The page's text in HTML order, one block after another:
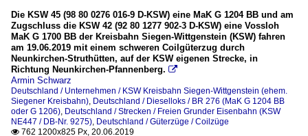
Die KSW 45 (98 80 0276 016-9 D-KSW) eine MaK G 1204 BB und am
Zugschluss die KSW 42 (92 80 1277 902-3 D-KSW) eine Vossloh
MaK G 1700 BB der Kreisbahn Siegen-Wittgenstein (KSW) fahren
am 19.06.2019 mit einem schweren Coilgüterzug durch
Neunkirchen-Struthütten, auf der KSW eigenen Strecke, in
Richtung Neunkirchen-Pfannenberg. 
Armin Schwarz
Deutschland / Unternehmen / KSW Kreisbahn Siegen-Wittgenstein (ehem.
Siegener Kreisbahn), Deutschland / Dieselloks / BR 276 (MaK G 1204 BB
oder G 1206), Deutschland / Strecken / Freien Grunder Eisenbahn (KSW
NE447 / DB-Nr. 9275), Deutschland / Güterzüge / Coilzüge
 762 1200x825 Px, 20.06.2019